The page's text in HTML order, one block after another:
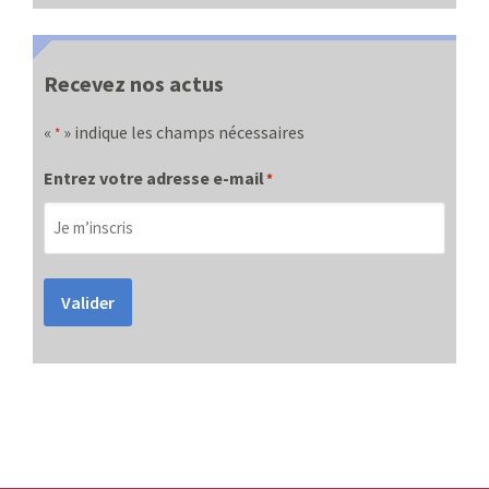
Recevez nos actus
« * » indique les champs nécessaires
Entrez votre adresse e-mail*
Valider